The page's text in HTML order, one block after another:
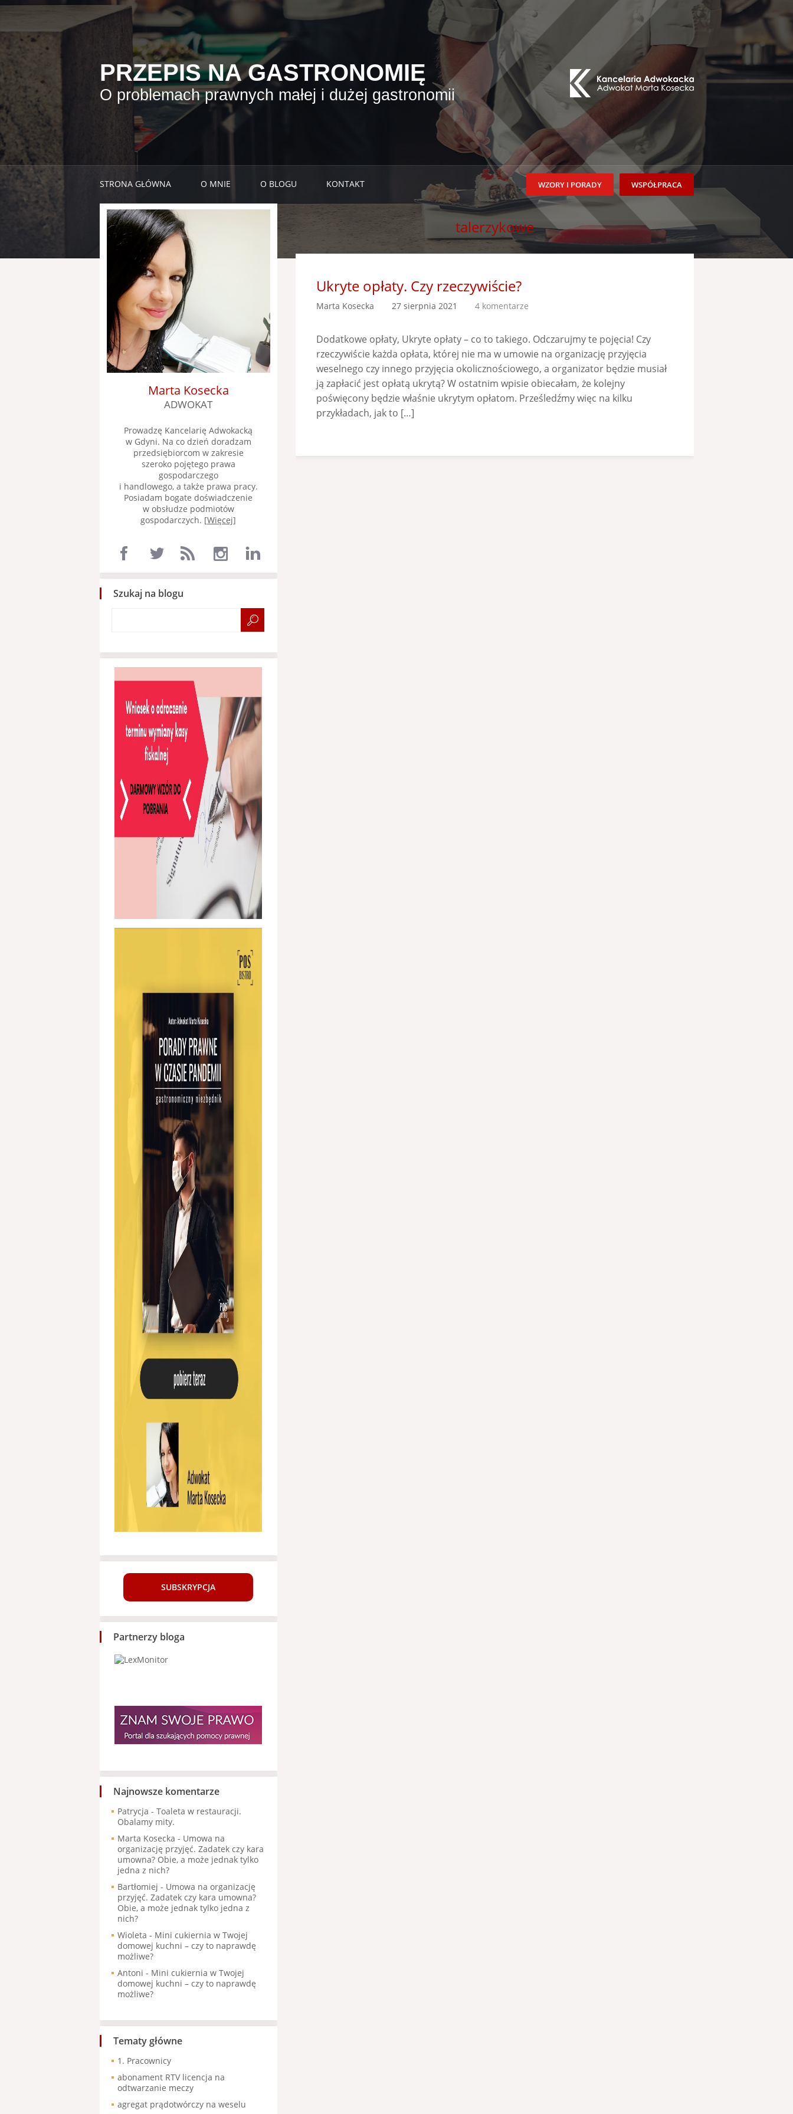
PRZEPIS NA GASTRONOMIĘ
O problemach prawnych małej i dużej gastronomii
STRONA GŁÓWNA O MNIE O BLOGU KONTAKT WSPÓŁPRACA
WZORY I PORADY
talerzykowe
Ukryte opłaty. Czy rzeczywiście?
Marta Kosecka 27 sierpnia 2021 4 komentarze
Dodatkowe opłaty, Ukryte opłaty – co to takiego. Odczarujmy te pojęcia! Czy
rzeczywiście każda opłata, której nie ma w umowie na organizację przyjęcia
weselnego czy innego przyjęcia okolicznościowego, a organizator będzie musiał
ją zapłacić jest opłatą ukrytą? W ostatnim wpisie obiecałam, że kolejny
poświęcony będzie właśnie ukrytym opłatom. Prześledźmy więc na kilku
przykładach, jak to […]
Marta Kosecka
ADWOKAT
Prowadzę Kancelarię Adwokacką
w Gdyni. Na co dzień doradzam
przedsiębiorcom w zakresie
szeroko pojętego prawa
gospodarczego
i handlowego, a także prawa pracy.
Posiadam bogate doświadczenie
w obsłudze podmiotów
gospodarczych. [Więcej]
Szukaj na blogu
SUBSKRYPCJA
Partnerzy bloga
Najnowsze komentarze
Patrycja - Toaleta w restauracji.
Obalamy mity.
Marta Kosecka - Umowa na
organizację przyjęć. Zadatek czy kara
umowna? Obie, a może jednak tylko
jedna z nich?
Bartłomiej - Umowa na organizację
przyjęć. Zadatek czy kara umowna?
Obie, a może jednak tylko jedna z
nich?
Wioleta - Mini cukiernia w Twojej
domowej kuchni – czy to naprawdę
możliwe?
Antoni - Mini cukiernia w Twojej
domowej kuchni – czy to naprawdę
możliwe?
Tematy główne
1. Pracownicy
abonament RTV licencja na
odtwarzanie meczy
agregat prądotwórczy na weselu